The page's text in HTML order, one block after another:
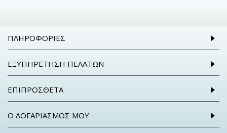
ΠΛΗΡΟΦΟΡΊΕΣ
ΕΞΥΠΗΡΈΤΗΣΗ ΠΕΛΑΤΏΝ
ΕΠΙΠΡΌΣΘΕΤΑ
Ο ΛΟΓΑΡΙΑΣΜΌΣ ΜΟΥ